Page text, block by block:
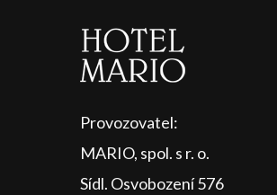
Provozovatel:
MARIO, spol. s r. o.
Sídl. Osvobození 576